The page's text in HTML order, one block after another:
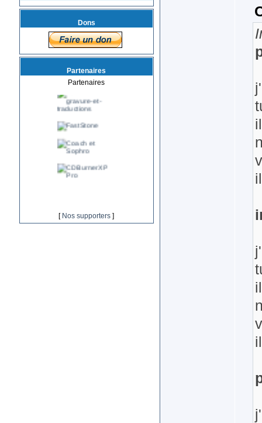
Dons
Partenaires
Partenaires
[ Nos supporters ]